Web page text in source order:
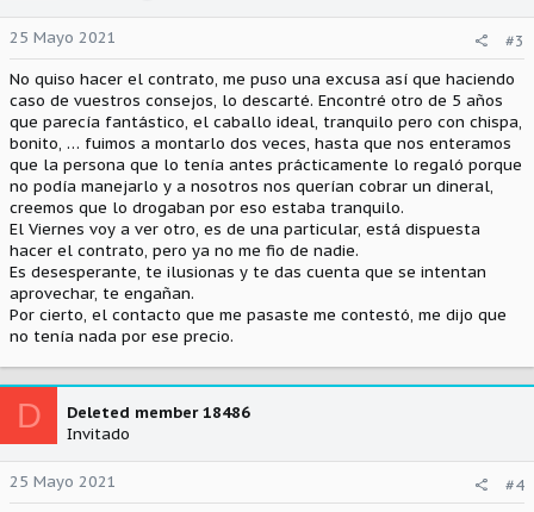
25 Mayo 2021
#3
No quiso hacer el contrato, me puso una excusa así que haciendo
caso de vuestros consejos, lo descarté. Encontré otro de 5 años
que parecía fantástico, el caballo ideal, tranquilo pero con chispa,
bonito, … fuimos a montarlo dos veces, hasta que nos enteramos
que la persona que lo tenía antes prácticamente lo regaló porque
no podía manejarlo y a nosotros nos querían cobrar un dineral,
creemos que lo drogaban por eso estaba tranquilo.
El Viernes voy a ver otro, es de una particular, está dispuesta
hacer el contrato, pero ya no me fio de nadie.
Es desesperante, te ilusionas y te das cuenta que se intentan
aprovechar, te engañan.
Por cierto, el contacto que me pasaste me contestó, me dijo que
no tenía nada por ese precio.
D
Deleted member 18486
Invitado
25 Mayo 2021
#4